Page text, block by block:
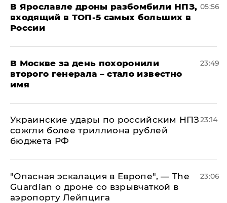
В Ярославле дроны разбомбили НПЗ,
входящий в ТОП-5 самых больших в
России
05:56
В Москве за день похоронили
второго генерала – стало известно
имя
23:49
Украинские удары по российским НПЗ
сожгли более триллиона рублей
бюджета РФ
23:14
"Опасная эскалация в Европе", — The
Guardian о дроне со взрывчаткой в
аэропорту Лейпцига
23:06